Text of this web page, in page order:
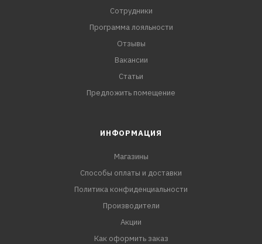
Сотрудники
Программа лояльности
Отзывы
Вакансии
Статьи
Предложить помещение
ИНФОРМАЦИЯ
Магазины
Способы оплаты и доставки
Политика конфиденциальности
Производители
Акции
Как оформить заказ